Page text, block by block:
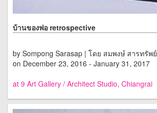
บ้านของพ่อ retrospective
by Sompong Sarasap | โดย สมพงษ์ สารทรัพย์
on December 23, 2016 - January 31, 2017
at 9 Art Gallery / Architect Studio, Chiangrai